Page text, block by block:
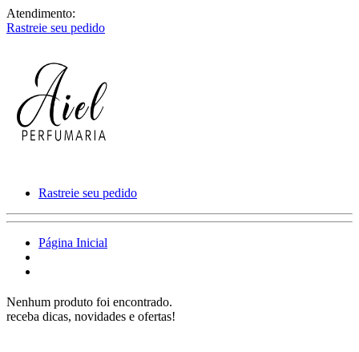
Atendimento:
Rastreie seu pedido
Rastreie seu pedido
Página Inicial
Nenhum produto foi encontrado.
receba dicas, novidades e ofertas!